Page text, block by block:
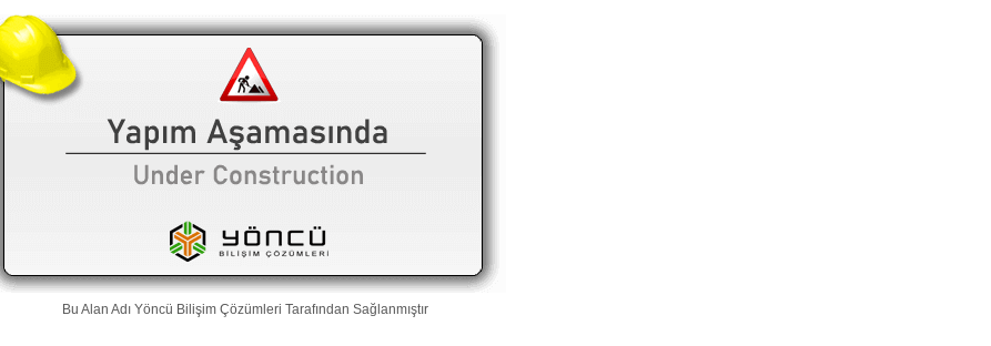
Bu Alan Adı Yöncü Bilişim Çözümleri Tarafından Sağlanmıştır